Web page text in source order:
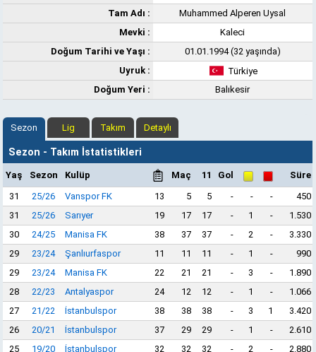
Tam Adı :
Muhammed Alperen Uysal
Mevki :
Kaleci
Doğum Tarihi ve Yaşı :
01.01.1994 (32 yaşında)
Uyruk :
Türkiye
Doğum Yeri :
Balıkesir
Sezon Lig Takım Detaylı
Sezon - Takım İstatistikleri
Yaş Sezon Kulüp Maç 11 Gol
Süre
31
25/26 Vanspor FK 13 5 5 - - -
450
31
25/26 Sarıyer 19 17 17 - 1 -
1.530
30
24/25 Manisa FK 38 37 37 - 2 -
3.330
29
23/24 Şanlıurfaspor 11 11 11 - 1 -
990
29
23/24 Manisa FK 22 21 21 - 3 -
1.890
28
22/23 Antalyaspor 24 12 12 - 1 -
1.066
27
21/22 İstanbulspor 38 38 38 - 3 1
3.420
26
20/21 İstanbulspor 37 29 29 - 1 -
2.610
25
19/20 İstanbulspor 32 32 32 - 2 - 2.880